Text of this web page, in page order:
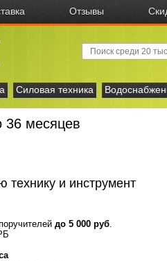
Отзывы
Силовая техника
36 месяцев
технику и инструмент
до 5 000 руб.